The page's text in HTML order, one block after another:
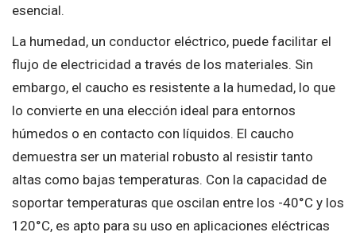
esencial.
La humedad, un conductor eléctrico, puede facilitar el
flujo de electricidad a través de los materiales. Sin
embargo, el caucho es resistente a la humedad, lo que
lo convierte en una elección ideal para entornos
húmedos o en contacto con líquidos. El caucho
demuestra ser un material robusto al resistir tanto
altas como bajas temperaturas. Con la capacidad de
soportar temperaturas que oscilan entre los -40°C y los
120°C, es apto para su uso en aplicaciones eléctricas